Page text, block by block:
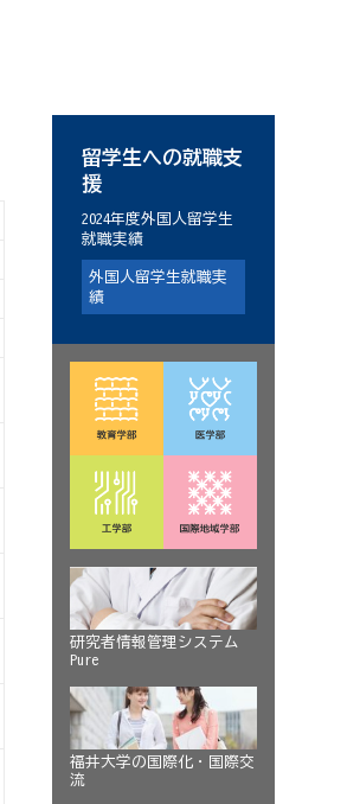
留学生への就職支
援
2024年度外国人留学生
就職実績
外国人留学生就職実
績
研究者情報管理システム
Pure
福井大学の国際化・国際交
流